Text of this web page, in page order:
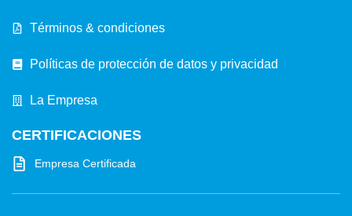
Términos & condiciones
Políticas de protección de datos y privacidad
La Empresa
CERTIFICACIONES
Empresa Certificada